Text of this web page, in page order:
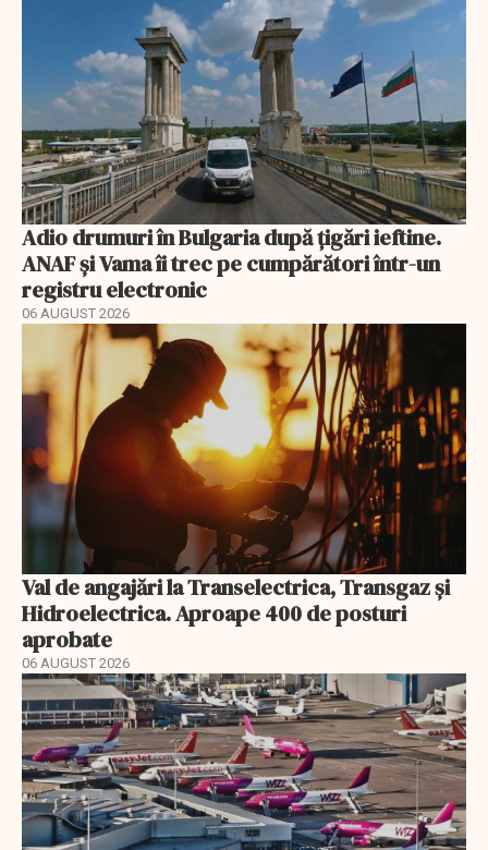
Adio drumuri în Bulgaria după țigări ieftine.
ANAF și Vama îi trec pe cumpărători într-un
registru electronic
06 AUGUST 2026
Val de angajări la Transelectrica, Transgaz și
Hidroelectrica. Aproape 400 de posturi
aprobate
06 AUGUST 2026